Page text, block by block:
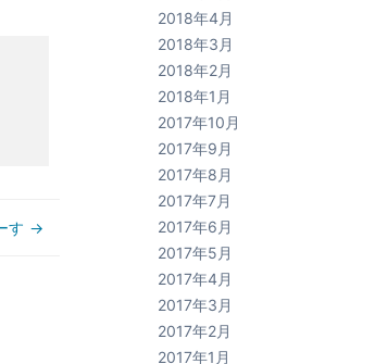
す
2018年4月
2018年3月
2018年2月
2018年1月
2017年10月
2017年9月
2017年8月
2017年7月
2017年6月
2017年5月
2017年4月
2017年3月
2017年2月
2017年1月